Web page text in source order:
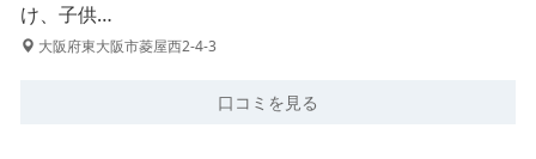
け、子供…
大阪府東大阪市菱屋西2-4-3
口コミを見る